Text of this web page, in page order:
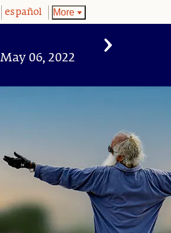
español More
May 06, 2022